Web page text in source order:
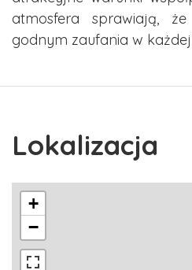
atmosfera sprawiają,
godnym zaufania w
Lokalizacja
+
−